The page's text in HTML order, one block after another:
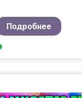
Подробнее